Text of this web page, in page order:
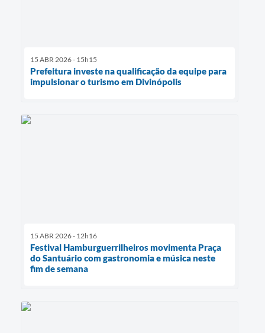
15 ABR 2026 - 15h15
Prefeitura investe na qualificação da equipe para
impulsionar o turismo em Divinópolis
15 ABR 2026 - 12h16
Festival Hamburguerrilheiros movimenta Praça
do Santuário com gastronomia e música neste
fim de semana